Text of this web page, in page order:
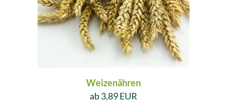
Weizenähren
ab 3,89 EUR